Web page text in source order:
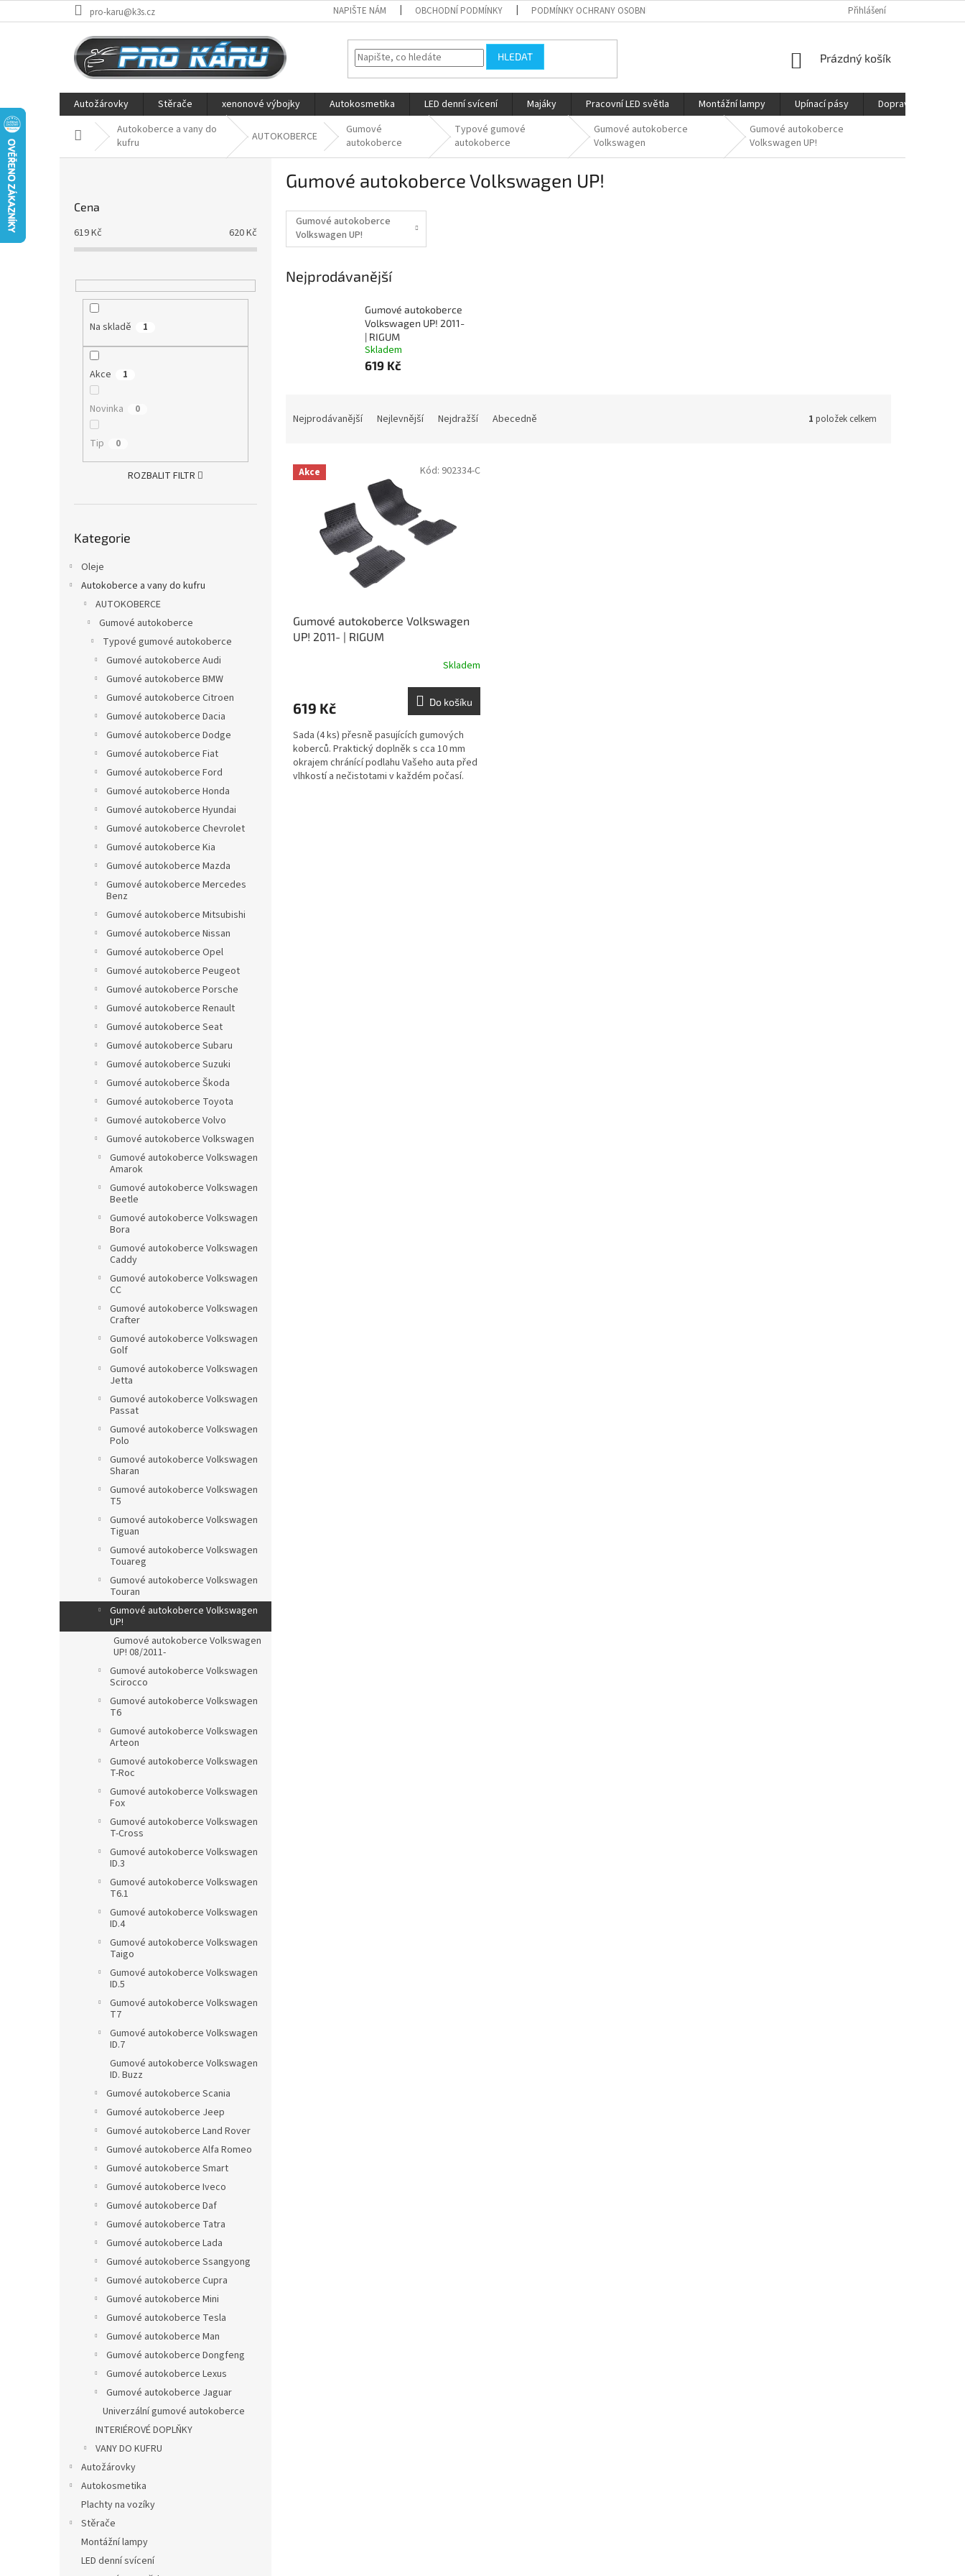
na
pro-karu@k3s.cz NAPIŠTE NÁM OBCHODNÍ PODMÍNKY PODMÍNKY OCHRANY OSOBNÍCH ÚDAJŮ DOPRAVAPřihlášení
HLEDAT
NÁKUPNÍ
Prázdný košík
Autožárovky Stěrače xenonové výbojky Autokosmetika LED denní svícení Majáky Pracovní LED světla Montážní lampy Upínací pásy Doprava
Domů Autokoberce a vany do
kufru
AUTOKOBERCE
Gumové
autokoberce
Typové gumové
autokoberce
Gumové autokoberce
Volkswagen
Gumové autokoberce
Volkswagen UP!
Cena
619Kč 620Kč
Na skladě 1
Akce 1
Novinka 0
Tip 0
ROZBALIT FILTR
kategorie
Kategorie
Oleje
Autokoberce a vany do kufru
AUTOKOBERCE
Gumové autokoberce
Typové gumové autokoberce
Gumové autokoberce Audi
Gumové autokoberce BMW
Gumové autokoberce Citroen
Gumové autokoberce Dacia
Gumové autokoberce Dodge
Gumové autokoberce Fiat
Gumové autokoberce Ford
Gumové autokoberce Honda
Gumové autokoberce Hyundai
Gumové autokoberce Chevrolet
Gumové autokoberce Kia
Gumové autokoberce Mazda
Gumové autokoberce Mercedes
Benz
Gumové autokoberce Mitsubishi
Gumové autokoberce Nissan
Gumové autokoberce Opel
Gumové autokoberce Peugeot
Gumové autokoberce Porsche
Gumové autokoberce Renault
Gumové autokoberce Seat
Gumové autokoberce Subaru
Gumové autokoberce Suzuki
Gumové autokoberce Škoda
Gumové autokoberce Toyota
Gumové autokoberce Volvo
Gumové autokoberce Volkswagen
Gumové autokoberce Volkswagen
Amarok
Gumové autokoberce Volkswagen
Beetle
Gumové autokoberce Volkswagen
Bora
Gumové autokoberce Volkswagen
Caddy
Gumové autokoberce Volkswagen
CC
Gumové autokoberce Volkswagen
Crafter
Gumové autokoberce Volkswagen
Golf
Gumové autokoberce Volkswagen
Jetta
Gumové autokoberce Volkswagen
Passat
Gumové autokoberce Volkswagen
Polo
Gumové autokoberce Volkswagen
Sharan
Gumové autokoberce Volkswagen
T5
Gumové autokoberce Volkswagen
Tiguan
Gumové autokoberce Volkswagen
Touareg
Gumové autokoberce Volkswagen
Touran
Gumové autokoberce Volkswagen
UP!
Gumové autokoberce Volkswagen
UP! 08/2011-
Gumové autokoberce Volkswagen
Scirocco
Gumové autokoberce Volkswagen
T6
Gumové autokoberce Volkswagen
Arteon
Gumové autokoberce Volkswagen
T-Roc
Gumové autokoberce Volkswagen
Fox
Gumové autokoberce Volkswagen
T-Cross
Gumové autokoberce Volkswagen
ID.3
Gumové autokoberce Volkswagen
T6.1
Gumové autokoberce Volkswagen
ID.4
Gumové autokoberce Volkswagen
Taigo
Gumové autokoberce Volkswagen
ID.5
Gumové autokoberce Volkswagen
T7
Gumové autokoberce Volkswagen
ID.7
Gumové autokoberce Volkswagen
ID. Buzz
Gumové autokoberce Scania
Gumové autokoberce Jeep
Gumové autokoberce Land Rover
Gumové autokoberce Alfa Romeo
Gumové autokoberce Smart
Gumové autokoberce Iveco
Gumové autokoberce Daf
Gumové autokoberce Tatra
Gumové autokoberce Lada
Gumové autokoberce Ssangyong
Gumové autokoberce Cupra
Gumové autokoberce Mini
Gumové autokoberce Tesla
Gumové autokoberce Man
Gumové autokoberce Dongfeng
Gumové autokoberce Lexus
Gumové autokoberce Jaguar
Univerzální gumové autokoberce
INTERIÉROVÉ DOPLŇKY
VANY DO KUFRU
Autožárovky
Autokosmetika
Plachty na vozíky
Stěrače
Montážní lampy
LED denní svícení
Gumové autokoberce Volkswagen UP!
Gumové autokoberce
Volkswagen UP!
08/2011-
Nejprodávanější
Gumové autokoberce
Volkswagen UP! 2011-
| RIGUM
Skladem
619 Kč
n
Nejprodávanější Nejlevnější Nejdražší Abecedně 1 položek celkem
V Akce
Gumové autokoberce Volkswagen
UP! 2011- | RIGUM
Skladem
619 Kč Do košíku
Sada (4 ks) přesně pasujících gumových
koberců. Praktický doplněk s cca 10 mm
okrajem chránící podlahu Vašeho auta před
vlhkostí a nečistotami v každém počasí.
Kód: 902334-C